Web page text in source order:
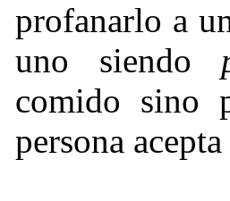
profanarlo a
uno siendo
comido sino
persona